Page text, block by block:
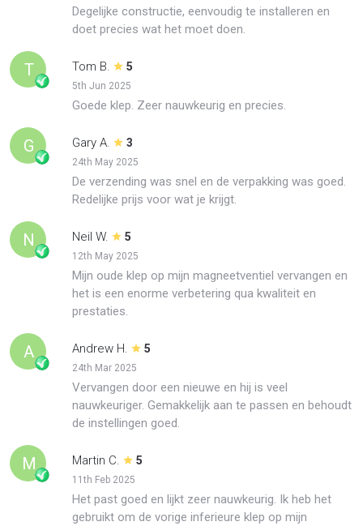
Degelijke constructie, eenvoudig te installeren en
doet precies wat het moet doen.
T Tom B. 5
5th Jun 2025
Goede klep. Zeer nauwkeurig en precies.
G Gary A. 3
24th May 2025
De verzending was snel en de verpakking was goed.
Redelijke prijs voor wat je krijgt.
N Neil W. 5
12th May 2025
Mijn oude klep op mijn magneetventiel vervangen en
het is een enorme verbetering qua kwaliteit en
prestaties.
A Andrew H. 5
24th Mar 2025
Vervangen door een nieuwe en hij is veel
nauwkeuriger. Gemakkelijk aan te passen en behoudt
de instellingen goed.
M Martin C. 5
11th Feb 2025
Het past goed en lijkt zeer nauwkeurig. Ik heb het
gebruikt om de vorige inferieure klep op mijn